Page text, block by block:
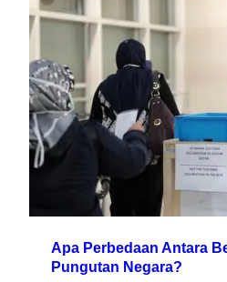
Apa Perbedaan Antara
Pungutan Negara?